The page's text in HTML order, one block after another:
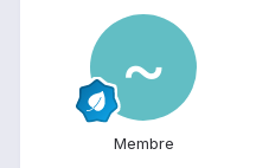
Membre